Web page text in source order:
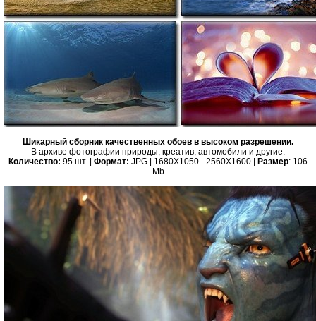
Шикарный сборник качественных обоев в высоком разрешении.
В архиве фотографии природы, креатив, автомобили и другие.
Количество: 95 шт. | Формат: JPG | 1680X1050 - 2560X1600 | Размер: 106
Mb